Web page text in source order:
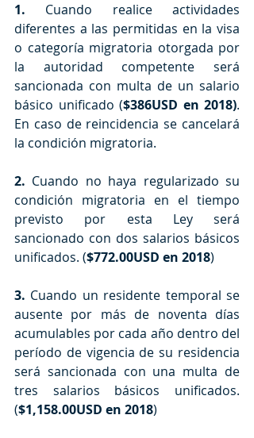
1. Cuando realice actividades
diferentes a las permitidas en la visa
o categoría migratoria otorgada por
la autoridad competente será
sancionada con multa de un salario
básico unificado ($386USD en 2018).
En caso de reincidencia se cancelará
la condición migratoria.
2. Cuando no haya regularizado su
condición migratoria en el tiempo
previsto por esta Ley será
sancionado con dos salarios básicos
unificados. ($772.00USD en 2018)
3. Cuando un residente temporal se
ausente por más de noventa días
acumulables por cada año dentro del
período de vigencia de su residencia
será sancionada con una multa de
tres salarios básicos unificados.
($1,158.00USD en 2018)